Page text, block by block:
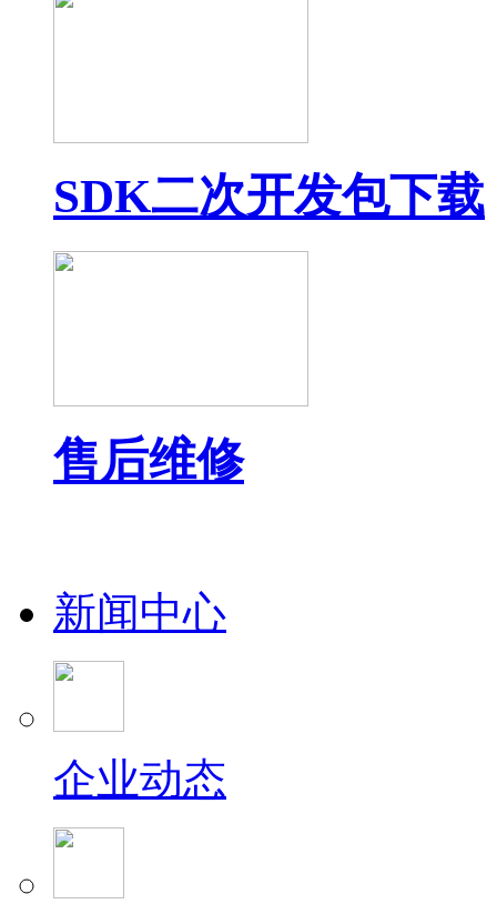
SDK二次开发包下载
售后维修
新闻中心
企业动态